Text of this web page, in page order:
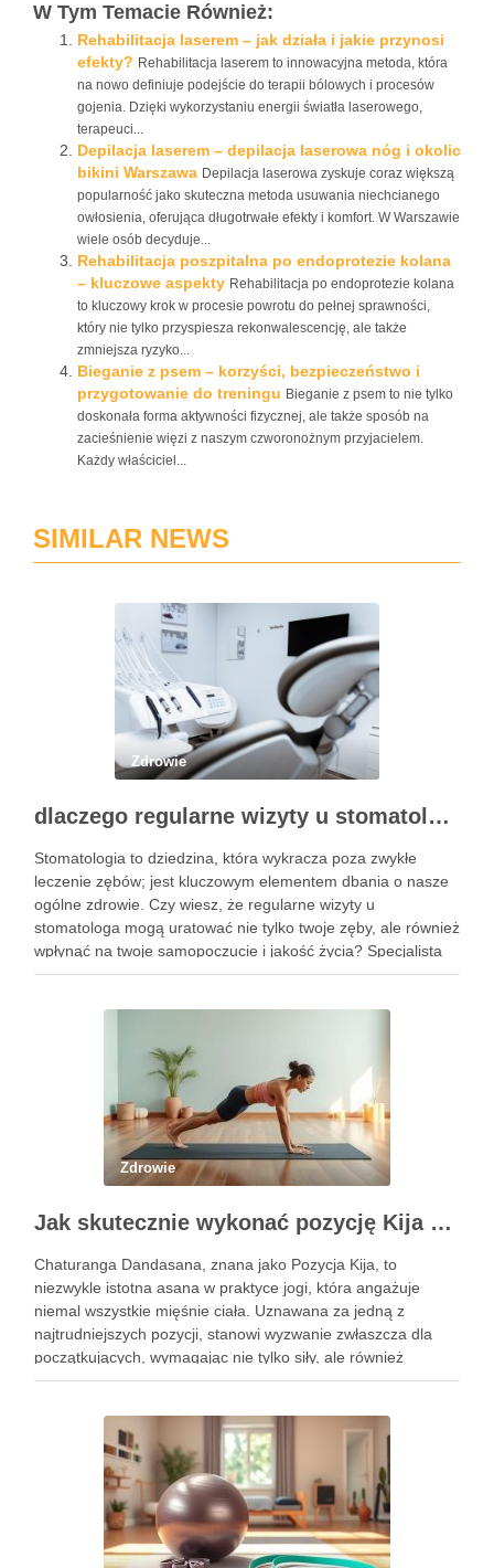
W Tym Temacie Również:
Rehabilitacja laserem – jak działa i jakie przynosi
efekty? Rehabilitacja laserem to innowacyjna metoda, która
na nowo definiuje podejście do terapii bólowych i procesów
gojenia. Dzięki wykorzystaniu energii światła laserowego,
terapeuci...
Depilacja laserem – depilacja laserowa nóg i okolic
bikini Warszawa Depilacja laserowa zyskuje coraz większą
popularność jako skuteczna metoda usuwania niechcianego
owłosienia, oferująca długotrwałe efekty i komfort. W Warszawie
wiele osób decyduje...
Rehabilitacja poszpitalna po endoprotezie kolana
– kluczowe aspekty Rehabilitacja po endoprotezie kolana
to kluczowy krok w procesie powrotu do pełnej sprawności,
który nie tylko przyspiesza rekonwalescencję, ale także
zmniejsza ryzyko...
Bieganie z psem – korzyści, bezpieczeństwo i
przygotowanie do treningu Bieganie z psem to nie tylko
doskonała forma aktywności fizycznej, ale także sposób na
zacieśnienie więzi z naszym czworonożnym przyjacielem.
Każdy właściciel...
SIMILAR NEWS
Zdrowie
dlaczego regularne wizyty u stomatologa są kluczowe dla zdrowia jamy ustnej?
Stomatologia to dziedzina, która wykracza poza zwykłe
leczenie zębów; jest kluczowym elementem dbania o nasze
ogólne zdrowie. Czy wiesz, że regularne wizyty u
stomatologa mogą uratować nie tylko twoje zęby, ale również
wpłynąć na twoje samopoczucie i jakość życia? Specjalista
ten zajmuje się diagnostyką i profilaktyką chorób jamy ustnej,
Zdrowie
Jak skutecznie wykonać pozycję Kija w jodze? Przewodnik krok po kroku
Chaturanga Dandasana, znana jako Pozycja Kija, to
niezwykle istotna asana w praktyce jogi, która angażuje
niemal wszystkie mięśnie ciała. Uznawana za jedną z
najtrudniejszych pozycji, stanowi wyzwanie zwłaszcza dla
początkujących, wymagając nie tylko siły, ale również
precyzyjnego ustawienia ciała. Właściwe wykonanie tej